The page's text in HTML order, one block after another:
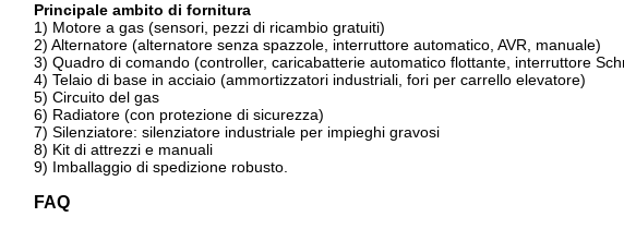
Principale ambito di fornitura
1) Motore a gas (sensori, pezzi di ricambio gratuiti)
2) Alternatore (alternatore senza spazzole, interruttore automatico, AVR, manuale)
3) Quadro di comando (controller, caricabatterie automatico flottante, interruttore
4) Telaio di base in acciaio (ammortizzatori industriali, fori per carrello elevatore)
5) Circuito del gas
6) Radiatore (con protezione di sicurezza)
7) Silenziatore: silenziatore industriale per impieghi gravosi
8) Kit di attrezzi e manuali
9) Imballaggio di spedizione robusto.
FAQ